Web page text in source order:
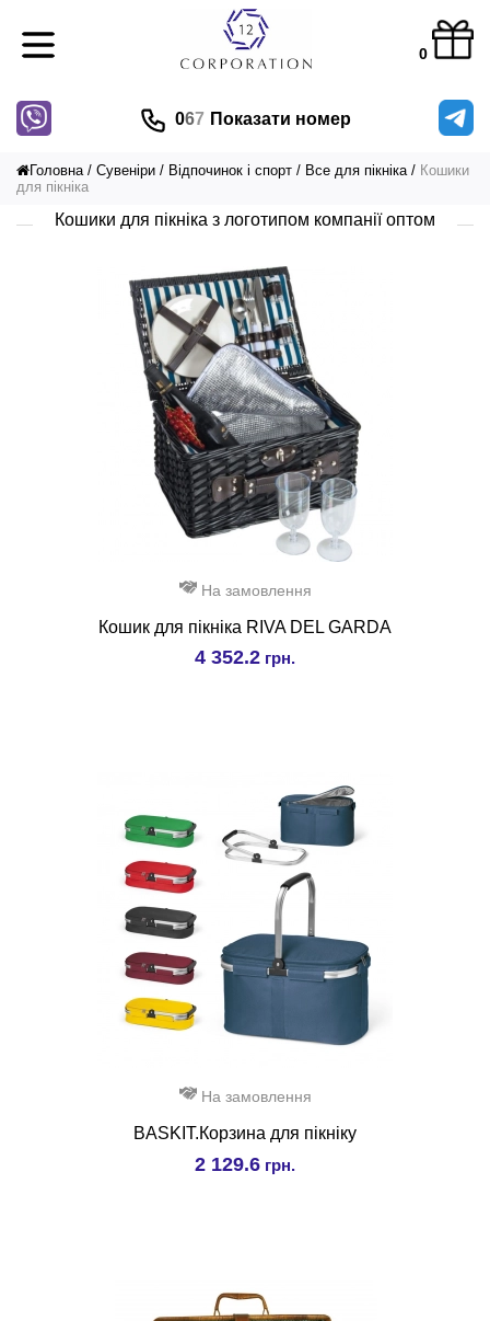
0
067 Показати номер
Головна Сувеніри Відпочинок і спорт Все для пікніка
Кошики
для пікніка
Кошики для пікніка з логотипом компанії оптом
На замовлення
Кошик для пікніка RIVA DEL GARDA
4 352.2 грн.
На замовлення
BASKIT.Корзина для пікніку
2 129.6 грн.